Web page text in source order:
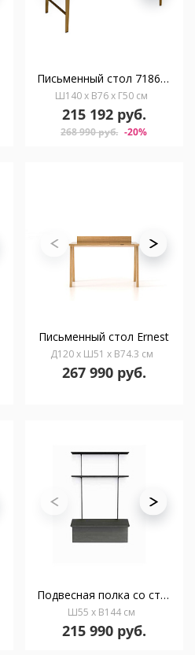
Письменный стол 7186 из ореха и лакированного дерева
Ш140 x В76 x Г50 см
215 192 руб.
268 990 руб. -20%
Письменный стол Ernest
Д120 x Ш51 x В74.3 см
267 990 руб.
Подвесная полка со столом Team 90 cm
Ш55 x В144 см
215 990 руб.